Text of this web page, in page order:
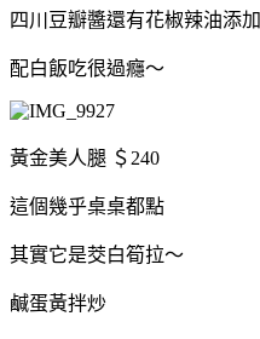
四川豆瓣醬還有花椒辣油添加
配白飯吃很過癮～
黃金美人腿 ＄240
這個幾乎桌桌都點
其實它是茭白筍拉～
鹹蛋黃拌炒